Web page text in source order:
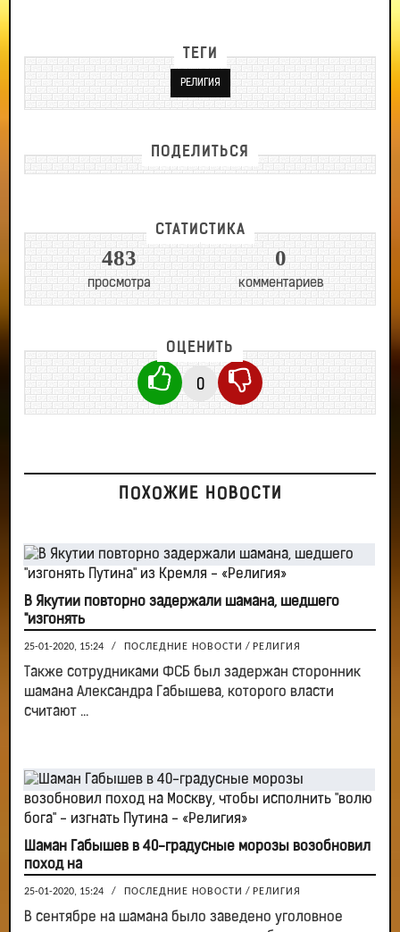
ТЕГИ
РЕЛИГИЯ
ПОДЕЛИТЬСЯ
СТАТИСТИКА
483
просмотра
0
комментариев
ОЦЕНИТЬ
0
ПОХОЖИЕ НОВОСТИ
В Якутии повторно задержали шамана, шедшего
"изгонять
25-01-2020, 15:24 / ПОСЛЕДНИЕ НОВОСТИ / РЕЛИГИЯ
Также сотрудниками ФСБ был задержан сторонник
шамана Александра Габышева, которого власти
считают ...
Шаман Габышев в 40-градусные морозы возобновил
поход на
25-01-2020, 15:24 / ПОСЛЕДНИЕ НОВОСТИ / РЕЛИГИЯ
В сентябре на шамана было заведено уголовное